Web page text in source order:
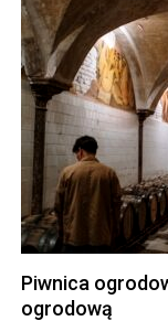
Piwnica
ogrodową